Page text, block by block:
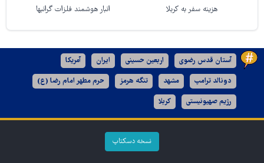
هزینه سفر به کربلا انبار هوشمند فلزات گرانبها
آستان قدس رضوی اربعین حسینی ایران آمریکا
دونالد ترامپ مشهد تنگه هرمز حرم مطهر امام رضا (ع)
رژیم صهیونیستی کربلا
نسخه دسکتاپ